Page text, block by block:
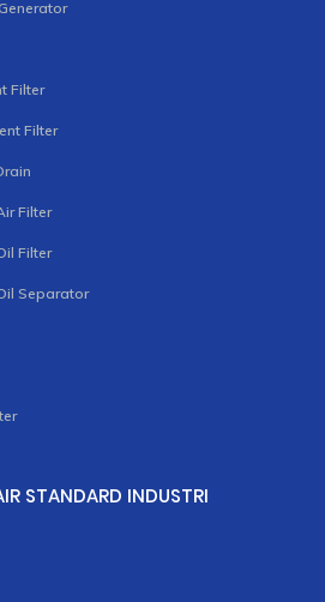
Filter
Filter
Filter
Filter
Separator
STANDARD INDUSTRI